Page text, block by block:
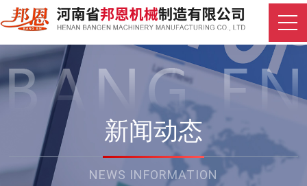
新闻动态
NEWS INFORMATION